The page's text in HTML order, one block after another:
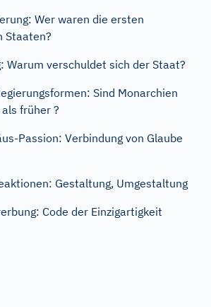
Wer waren die ersten
Staaten?
Warum verschuldet sich der Staat?
Sind Monarchien
früher ?
Passion: Verbindung von Glaube
Gestaltung, Umgestaltung
Code der Einzigartigkeit